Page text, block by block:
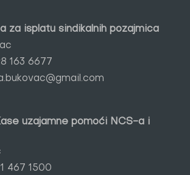
za isplatu sindikalnih pozajmica
163 6677
uzajamne pomoći NCS-a i
467 1500